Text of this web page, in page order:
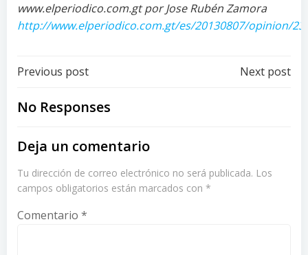
www.elperiodico.com.gt por Jose Rubén Zamora
http://www.elperiodico.com.gt/es/20130807/opinion/
Post
navigation
Previous post Next post
No Responses
Deja un comentario
Tu dirección de correo electrónico no será publicada. Los
campos obligatorios están marcados con *
Comentario *